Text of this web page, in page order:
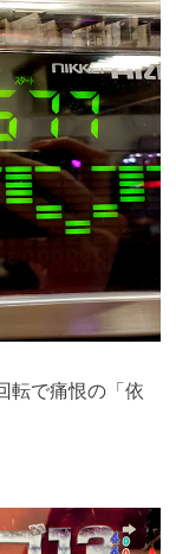
転で痛恨の「依